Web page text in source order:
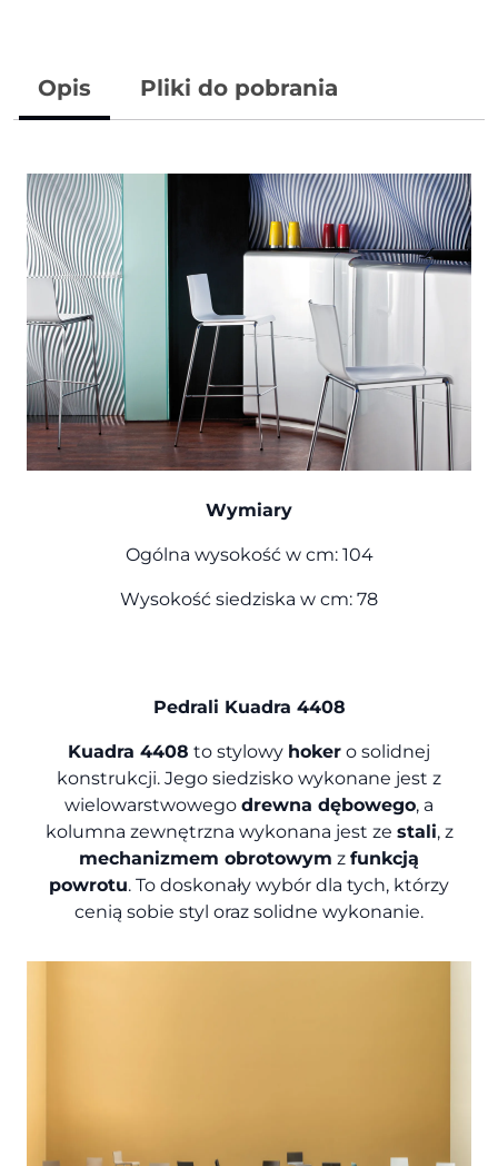
Opis Pliki do pobrania
Wymiary
Ogólna wysokość w cm: 104
Wysokość siedziska w cm: 78
Pedrali Kuadra 4408
Kuadra 4408 to stylowy hoker o solidnej
konstrukcji. Jego siedzisko wykonane jest z
wielowarstwowego drewna dębowego, a
kolumna zewnętrzna wykonana jest ze stali, z
mechanizmem obrotowym z funkcją
powrotu. To doskonały wybór dla tych, którzy
cenią sobie styl oraz solidne wykonanie.